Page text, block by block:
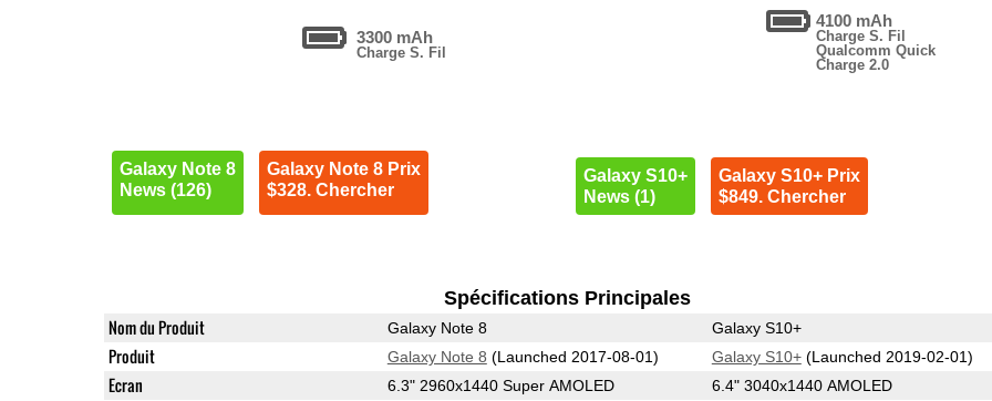
3300 mAh
Charge S. Fil
Galaxy Note 8
News (126)
Galaxy Note 8 Prix
$328. Chercher
4100 mAh
Charge S. Fil
Qualcomm Quick
Charge 2.0
Galaxy S10+
News (1)
Galaxy S10+ Prix
$849. Chercher
Spécifications Principales
Nom du Produit Galaxy Note 8 Galaxy S10+
Produit Galaxy Note 8 (Launched 2017-08-01) Galaxy S10+(Launched 2019-02-01)
Ecran 6.3" 2960x1440 Super AMOLED 6.4" 3040x1440 AMOLED